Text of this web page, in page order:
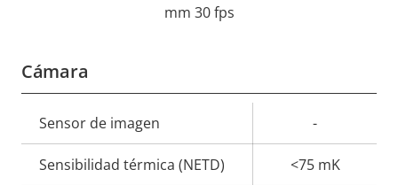
mm 30 fps
Cámara
Descripción
de
propiedad
la
propiedad
Sensor de imagen -
Sensibilidad térmica (NETD) <75 mK